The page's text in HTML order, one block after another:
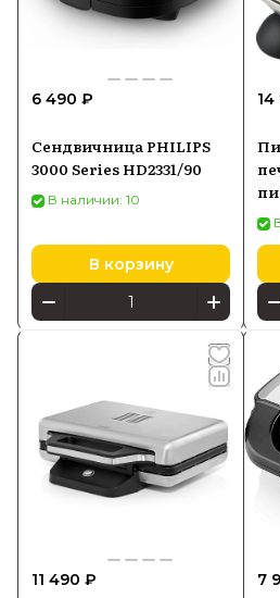
6 490 ₽
Сендвичница PHILIPS
3000 Series HD2331/90
В наличии: 10
В корзину
11 490 ₽ 7